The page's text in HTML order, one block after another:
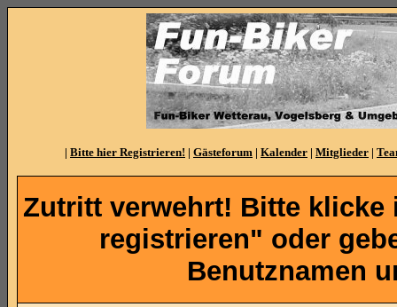
| Bitte hier Registrieren! | Gästeforum | Kalender | Mitglieder |
Zutritt verwehrt! Bitte
registrieren" oder
Benutznamen